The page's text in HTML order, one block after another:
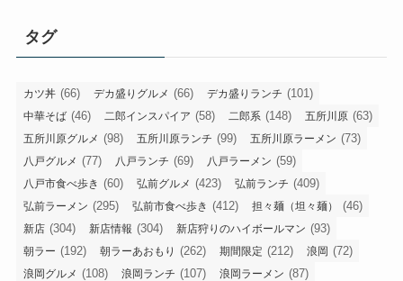
タグ
カツ丼 (66) デカ盛りグルメ (66) デカ盛りランチ (101)
中華そば (46) 二郎インスパイア (58) 二郎系 (148) 五所川原 (63)
五所川原グルメ (98) 五所川原ランチ (99) 五所川原ラーメン (73)
八戸グルメ (77) 八戸ランチ (69) 八戸ラーメン (59)
八戸市食べ歩き (60) 弘前グルメ (423) 弘前ランチ (409)
弘前ラーメン (295) 弘前市食べ歩き (412) 担々麺（坦々麺） (46)
新店 (304) 新店情報 (304) 新店狩りのハイボールマン (93)
朝ラー (192) 朝ラーあおもり (262) 期間限定 (212) 浪岡 (72)
浪岡グルメ (108) 浪岡ランチ (107) 浪岡ラーメン (87)